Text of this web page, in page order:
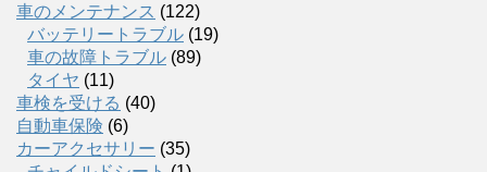
車のメンテナンス (122)
バッテリートラブル (19)
車の故障トラブル (89)
タイヤ (11)
車検を受ける (40)
自動車保険 (6)
カーアクセサリー (35)